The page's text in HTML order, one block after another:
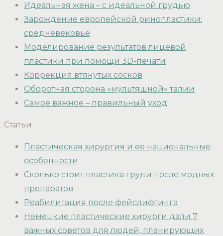
Идеальная жена – с идеальной грудью
Зарождение европейской ринопластики:
средневековье
Моделирование результатов лицевой
пластики при помощи 3D-печати
Коррекция втянутых сосков
Оборотная сторона «мультяшной» талии
Самое важное – правильный уход
Статьи
Пластическая хирургия и ее национальные
особенности
Сколько стоит пластика груди после модных
препаратов
Реабилитация после фейслифтинга
Немецкие пластические хирурги дали 7
важных советов для людей, планирующих